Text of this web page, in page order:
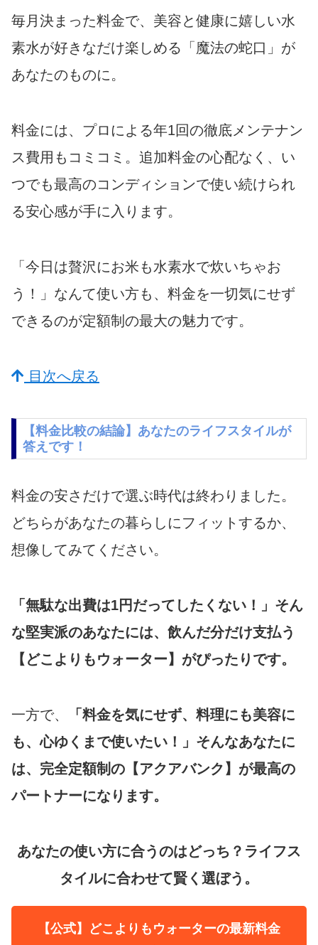
毎月決まった料金で、美容と健康に嬉しい水
素水が好きなだけ楽しめる「魔法の蛇口」が
あなたのものに。
料金には、プロによる年1回の徹底メンテナン
ス費用もコミコミ。追加料金の心配なく、い
つでも最高のコンディションで使い続けられ
る安心感が手に入ります。
「今日は贅沢にお米も水素水で炊いちゃお
う！」なんて使い方も、料金を一切気にせず
できるのが定額制の最大の魅力です。
目次へ戻る
【料金比較の結論】あなたのライフスタイルが
答えです！
料金の安さだけで選ぶ時代は終わりました。
どちらがあなたの暮らしにフィットするか、
想像してみてください。
「無駄な出費は1円だってしたくない！」そん
な堅実派のあなたには、飲んだ分だけ支払う
【どこよりもウォーター】がぴったりです。
一方で、
「料金を気にせず、料理にも美容に
も、心ゆくまで使いたい！」そんなあなたに
は、完全定額制の【アクアバンク】が最高の
パートナーになります。
あなたの使い方に合うのはどっち？ライフス
タイルに合わせて賢く選ぼう。
【公式】どこよりもウォーターの最新料金